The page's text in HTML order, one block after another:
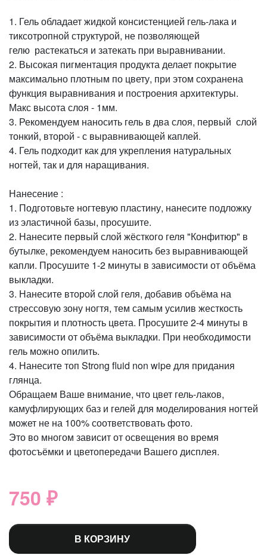
1. Гель обладает жидкой консистенцией гель-лака и
тиксотропной структурой, не позволяющей
гелю растекаться и затекать при выравнивании.
2. Высокая пигментация продукта делает покрытие
максимально плотным по цвету, при этом сохранена
функция выравнивания и построения архитектуры.
Макс высота слоя - 1мм.
3. Рекомендуем наносить гель в два слоя, первый слой
тонкий, второй - с выравнивающей каплей.
4. Гель подходит как для укрепления натуральных
ногтей, так и для наращивания.
Нанесение :
1. Подготовьте ногтевую пластину, нанесите подложку
из эластичной базы, просушите.
2. Нанесите первый слой жёсткого геля "Конфитюр" в
бутылке, рекомендуем наносить без выравнивающей
капли. Просушите 1-2 минуты в зависимости от объёма
выкладки.
3. Нанесите второй слой геля, добавив объёма на
стрессовую зону ногтя, тем самым усилив жесткость
покрытия и плотность цвета. Просушите 2-4 минуты в
зависимости от объёма выкладки. При необходимости
гель можно опилить.
4. Нанесите топ Strong fluid non wipe для придания
глянца.
Обращаем Ваше внимание, что цвет гель-лаков,
камуфлирующих баз и гелей для моделирования ногтей
может не на 100% соответствовать фото.
Это во многом зависит от освещения во время
фотосъёмки и цветопередачи Вашего дисплея.
750 ₽
В КОРЗИНУ